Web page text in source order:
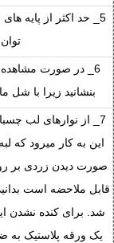
5_ حد اکثر از پایه
6_ در صورت
بنشانید زیرا با شل
7_ از نوارهای لب
این به کار میرود که
صورت دیدن زردی بر
قابل ملاحضه است
یک ورقه پلاستیک به